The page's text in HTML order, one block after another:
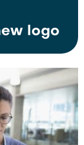
logo